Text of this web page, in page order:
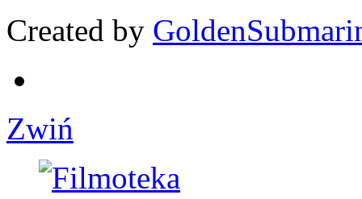
Created by
Zwiń